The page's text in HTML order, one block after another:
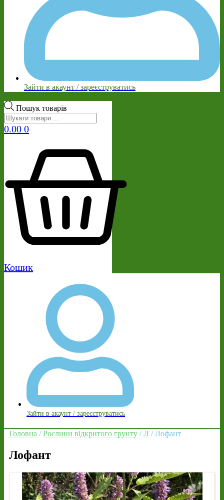
Зайти в акаунт / зареєструватись
Пошук товарів
0.00 0
Кошик
Зайти в акаунт / зареєструватись
Головна /Рослини відкритого грунту /Л / Лофант
Лофант